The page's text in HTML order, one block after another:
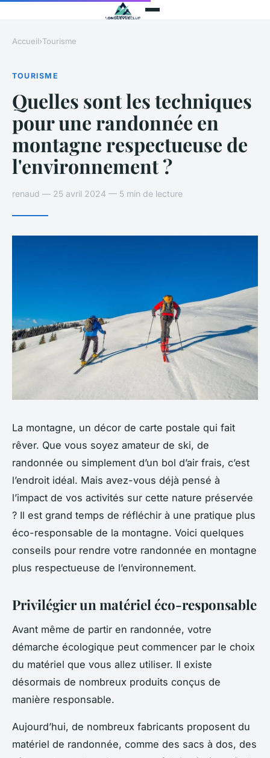
Accueil›Tourisme
TOURISME
Quelles sont les techniques
pour une randonnée en
montagne respectueuse de
l'environnement ?
renaud — 25 avril 2024 — 5 min de lecture
La montagne, un décor de carte postale qui fait
rêver. Que vous soyez amateur de ski, de
randonnée ou simplement d’un bol d’air frais, c’est
l’endroit idéal. Mais avez-vous déjà pensé à
l’impact de vos activités sur cette nature préservée
? Il est grand temps de réfléchir à une pratique plus
éco-responsable de la montagne. Voici quelques
conseils pour rendre votre randonnée en montagne
plus respectueuse de l’environnement.
Privilégier un matériel éco-responsable
Avant même de partir en randonnée, votre
démarche écologique peut commencer par le choix
du matériel que vous allez utiliser. Il existe
désormais de nombreux produits conçus de
manière responsable.
Aujourd’hui, de nombreux fabricants proposent du
matériel de randonnée, comme des sacs à dos, des